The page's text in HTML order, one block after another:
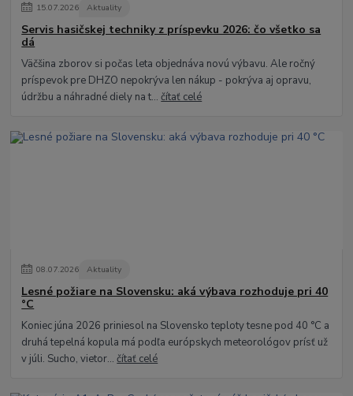
15.07.2026 Aktuality
Servis hasičskej techniky z príspevku 2026: čo všetko sa
dá
Väčšina zborov si počas leta objednáva novú výbavu. Ale ročný
príspevok pre DHZO nepokrýva len nákup - pokrýva aj opravu,
údržbu a náhradné diely na t...čítať celé
08.07.2026 Aktuality
Lesné požiare na Slovensku: aká výbava rozhoduje pri 40
°C
Koniec júna 2026 priniesol na Slovensko teploty tesne pod 40 °C a
druhá tepelná kopula má podľa európskych meteorológov prísť už
v júli. Sucho, vietor...čítať celé